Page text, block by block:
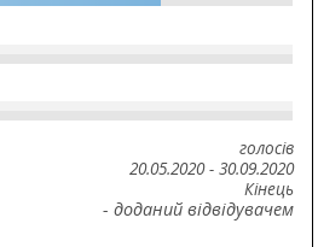
голосів
20.05.2020- 30.09.2020
Кінець
- доданий відвідувачем